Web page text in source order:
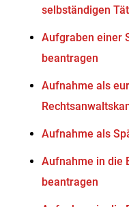
selbständigen
Aufgraben einer
beantragen
Aufnahme als
Aufnahme als
Aufnahme in die
beantragen